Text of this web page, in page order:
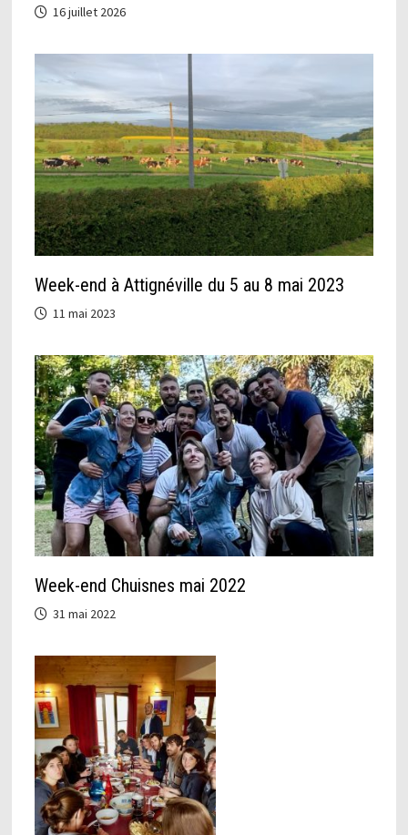
16 juillet 2026
Week-end à Attignéville du 5 au 8 mai 2023
11 mai 2023
Week-end Chuisnes mai 2022
31 mai 2022